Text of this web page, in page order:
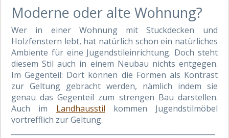
Moderne oder alte Wohnung?
Wer in einer Wohnung mit Stuckdecken und
Holzfenstern lebt, hat natürlich schon ein natürliches
Ambiente für eine Jugendstileinrichtung. Doch steht
diesem Stil auch in einem Neubau nichts entgegen.
Im Gegenteil: Dort können die Formen als Kontrast
zur Geltung gebracht werden, nämlich indem sie
genau das Gegenteil zum strengen Bau darstellen.
Auch im Landhausstil kommen Jugendstilmöbel
vortrefflich zur Geltung.